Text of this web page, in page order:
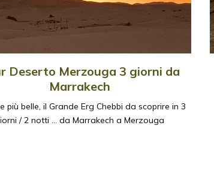
Deserto Merzouga 3 giorni da
Marrakech
più belle, il Grande Erg Chebbi da scoprire in 3
/ 2 notti ... da Marrakech a Merzouga